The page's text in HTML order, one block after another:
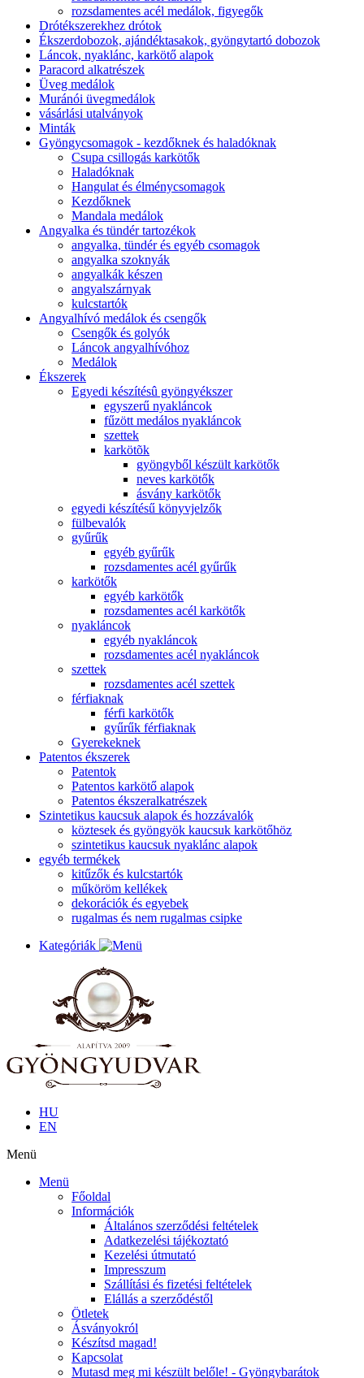
rozsdamentes acél medálok, figyegők
Drótékszerekhez drótok
Ékszerdobozok, ajándéktasakok, gyöngytartó dobozok
Láncok, nyaklánc, karkötő alapok
Paracord alkatrészek
Üveg medálok
Muránói üvegmedálok
vásárlási utalványok
Minták
Gyöngycsomagok - kezdőknek és haladóknak
Csupa csillogás karkötők
Haladóknak
Hangulat és élménycsomagok
Kezdőknek
Mandala medálok
Angyalka és tündér tartozékok
angyalka, tündér és egyéb csomagok
angyalka szoknyák
angyalkák készen
angyalszárnyak
kulcstartók
Angyalhívó medálok és csengők
Csengők és golyók
Láncok angyalhívóhoz
Medálok
Ékszerek
Egyedi készítésû gyöngyékszer
egyszerű nyakláncok
fűzött medálos nyakláncok
szettek
karkötõk
gyöngyből készült karkötők
neves karkötők
ásvány karkötők
egyedi készítésű könyvjelzők
fülbevalók
gyűrűk
egyéb gyűrűk
rozsdamentes acél gyűrűk
karkötők
egyéb karkötők
rozsdamentes acél karkötők
nyakláncok
egyéb nyakláncok
rozsdamentes acél nyakláncok
szettek
rozsdamentes acél szettek
férfiaknak
férfi karkötők
gyűrűk férfiaknak
Gyerekeknek
Patentos ékszerek
Patentok
Patentos karkötő alapok
Patentos ékszeralkatrészek
Szintetikus kaucsuk alapok és hozzávalók
köztesek és gyöngyök kaucsuk karkötőhöz
szintetikus kaucsuk nyaklánc alapok
egyéb termékek
kitűzők és kulcstartók
műköröm kellékek
dekorációk és egyebek
rugalmas és nem rugalmas csipke
Kategóriák
HU
EN
Menü
Menü
Főoldal
Információk
Általános szerződési feltételek
Adatkezelési tájékoztató
Kezelési útmutató
Impresszum
Szállítási és fizetési feltételek
Elállás a szerződéstől
Ötletek
Ásványokról
Készítsd magad!
Kapcsolat
Mutasd meg mi készült belőle! - Gyöngybarátok